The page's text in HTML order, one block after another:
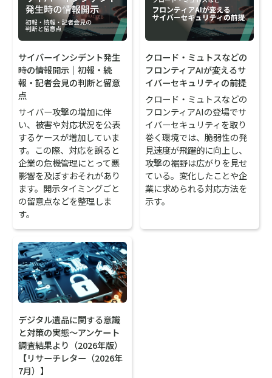
サイバーインシデント発生
時の情報開示｜初報・続
報・記者会見の判断と留意
点
サイバー攻撃の増加に伴
い、被害や対応状況を公表
するケースが増加していま
す。この際、対応を誤ると
企業の危機管理にとって悪
影響を及ぼすおそれがあり
ます。開示タイミングごと
の留意点などを整理しま
す。
クロード・ミュトスなどの
フロンティアAIが変えるサ
イバーセキュリティの前提
クロード・ミュトスなどの
フロンティアAIの登場でサ
イバーセキュリティを取り
巻く環境では、脆弱性の発
見速度が飛躍的に向上し、
攻撃の裾野は広がりを見せ
ている。変化したことや企
業に求められる対応方法を
示す。
デジタル遺品に関する意識
と対策の実態～アンケート
調査結果より（2026年版）
【リサーチレター（2026年
7月）】